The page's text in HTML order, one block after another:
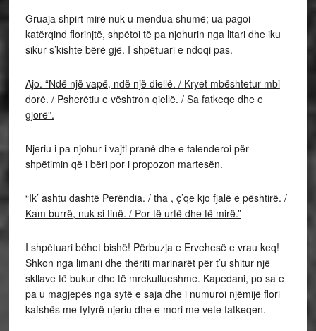
Gruaja shpirt mirë nuk u mendua shumë; ua pagoi
katërqind florinjtë, shpëtoi të pa njohurin nga litari dhe iku
sikur s’kishte bërë gjë. I shpëtuari e ndoqi pas.
Ajo. “Ndë një vapë, ndë një diellë. / Kryet mbështetur mbi
dorë. / Psherëtiu e vështron qiellë. / Sa fatkeqe dhe e
gjorë”.
Njeriu i pa njohur i vajti pranë dhe e falenderoi për
shpëtimin që i bëri por i propozon martesën.
“Ik’ ashtu dashtë Perëndia. / tha , ç’qe kjo fjalë e pështirë. /
Kam burrë, nuk si tinë. / Por të urtë dhe të mirë.”
I shpëtuari bëhet bishë! Përbuzja e Ervehesë e vrau keq!
Shkon nga limani dhe thëriti marinarët për t’u shitur një
skllave të bukur dhe të mrekullueshme. Kapedani, po sa e
pa u magjepës nga sytë e saja dhe i numuroi njëmijë flori
kafshës me fytyrë njeriu dhe e mori me vete fatkeqen.